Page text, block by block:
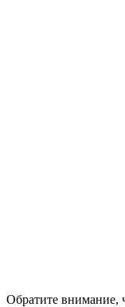
Обратите внимание,